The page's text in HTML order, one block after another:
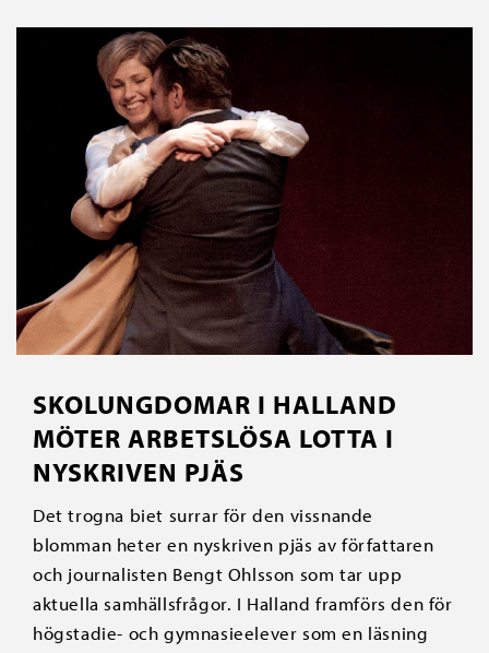
SKOLUNGDOMAR I HALLAND
MÖTER ARBETSLÖSA LOTTA I
NYSKRIVEN PJÄS
Det trogna biet surrar för den vissnande
blomman heter en nyskriven pjäs av författaren
och journalisten Bengt Ohlsson som tar upp
aktuella samhällsfrågor. I Halland framförs den för
högstadie- och gymnasieelever som en läsning